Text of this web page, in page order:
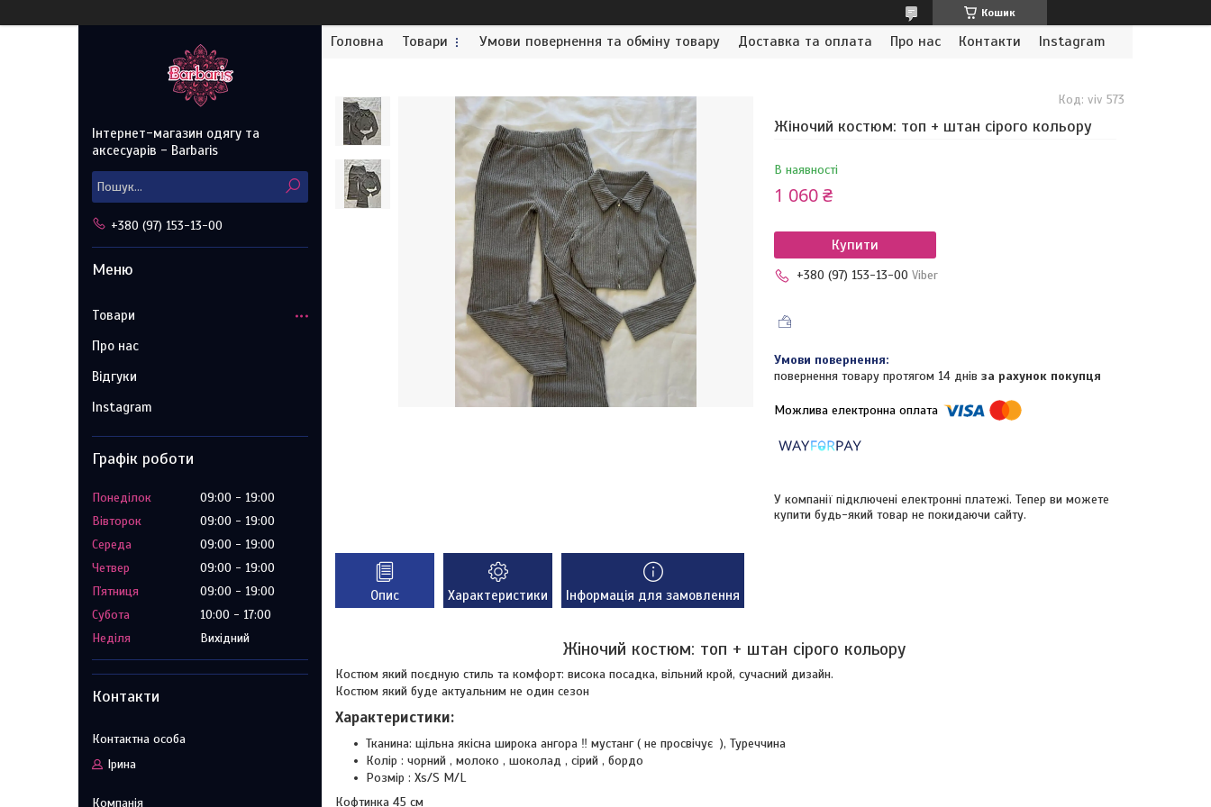
Кошик
Головна Товари Умови повернення та обміну товару Доставка та оплата Про нас Контакти Instagram
Жіночий костюм: топ + штан сірого кольору
В наявності
Код:viv 573
1 060 ₴
Купити
+380 (97) 153-13-00 Viber
повернення товару протягом 14 днів за рахунок покупця
У компанії підключені електронні платежі. Тепер ви можете
купити будь-який товар не покидаючи сайту.
Опис Характеристики Інформація для замовлення
Жіночий костюм: топ + штан сірого кольору
Костюм який поєдную стиль та комфорт: висока посадка, вільний крой, сучасний дизайн.
Костюм який буде актуальним не один сезон
Характеристики:
Тканина: щільна якісна широка ангора ‼️ мустанг ( не просвічує ), Туреччина
Колір : чорний , молоко , шоколад , сірий , бордо
Розмір : Xs/S M/L
Кофтинка 45 см
Інтернет-магазин одягу та
аксесуарів - Barbaris
+380 (97) 153-13-00
Товари
Про нас
Відгуки
Instagram
Графік роботи
Понеділок 09:00
19:00
Вівторок
09:00
19:00
Середа
09:00
19:00
Четвер
09:00
19:00
Пʼятниця
09:00
19:00
Субота
10:00
17:00
Неділя
Вихідний
Контакти
Ірина